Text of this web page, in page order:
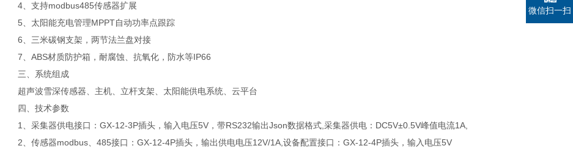
4、支持modbus485传感器扩展
5、太阳能充电管理MPPT自动功率点跟踪
6、三米碳钢支架，两节法兰盘对接
7、ABS材质防护箱，耐腐蚀、抗氧化，防水等IP66
三、系统组成
超声波雪深传感器、主机、立杆支架、太阳能供电系统、云平台
四、技术参数
1、采集器供电接口：GX-12-3P插头，输入电压5V，带RS232输出Json数据格式,采集器供电：DC5V±0.5V峰值电流1A,
2、传感器modbus、485接口：GX-12-4P插头，输出供电电压12V/1A,设备配置接口：GX-12-4P插头，输入电压5V
微信扫一扫